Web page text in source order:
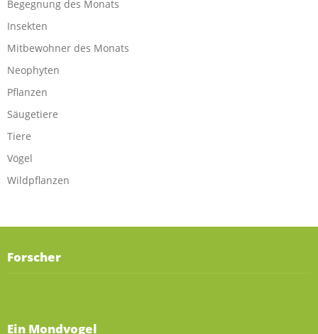
Begegnung des Monats
Insekten
Mitbewohner des Monats
Neophyten
Pflanzen
Säugetiere
Tiere
Vögel
Wildpflanzen
Forscher
Ein Mondvogel